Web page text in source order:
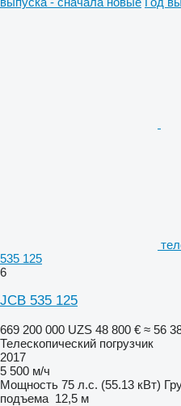
535 125
6
JCB 535 125
669 200 000 UZS 48 800 € ≈ 56
Телескопический погрузчик
2017
5 500 м/ч
Мощность 75 л.с. (55.13 кВт)
подъема 12,5 м